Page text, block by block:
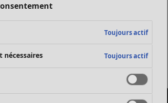
Toujours actif
nécessaires Toujours actif